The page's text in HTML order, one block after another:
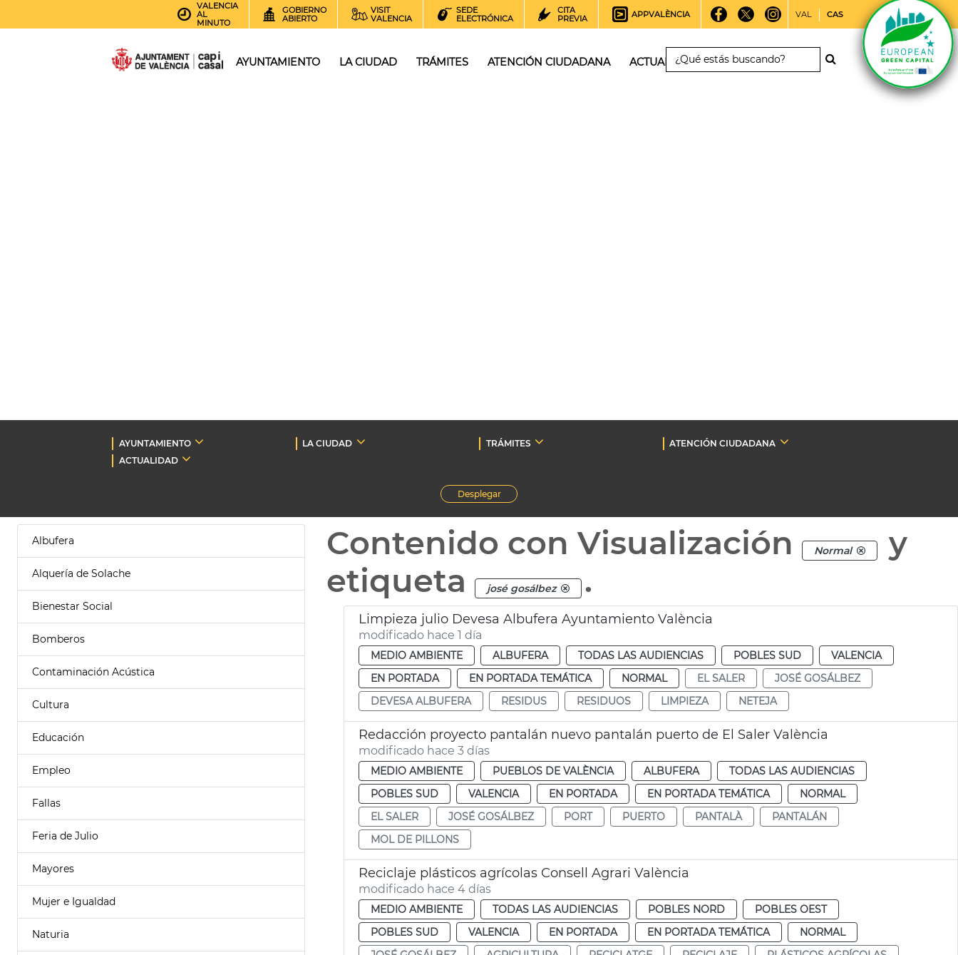
VALENCIA
AL
MINUTO
GOBIERNO
ABIERTO
VISIT
VALENCIA
SEDE
ELECTRÓNICA
CITA
PREVIA
APPVALÈNCIA VAL CAS
AYUNTAMIENTO LA CIUDAD TRÁMITES ATENCIÓN CIUDADANA ACTUALIDAD
AYUNTAMIENTO LA CIUDAD TRÁMITES
ATENCIÓN CIUDADANA
ACTUALIDAD
Desplegar
Albufera
Alquería de Solache
Bienestar Social
Bomberos
Contaminación Acústica
Cultura
Educación
Empleo
Fallas
Feria de Julio
Mayores
Mujer e Igualdad
Naturia
Contenido con Visualización Normal
y
etiqueta
josé gosálbez .
Limpieza julio Devesa Albufera Ayuntamiento València
modificado hace 1 día
MEDIO AMBIENTE ALBUFERA TODAS LAS AUDIENCIAS POBLES SUD
VALENCIA
EN PORTADA
EN PORTADA TEMÁTICA NORMAL EL SALER
JOSÉ GOSÁLBEZ
DEVESA ALBUFERA
RESIDUS RESIDUOS LIMPIEZA NETEJA
Redacción proyecto pantalán nuevo pantalán puerto de El Saler València
modificado hace 3 días
MEDIO AMBIENTE PUEBLOS DE VALÈNCIA ALBUFERA
TODAS LAS AUDIENCIAS
POBLES SUD
VALENCIA EN PORTADA EN PORTADA TEMÁTICA
NORMAL
EL SALER
JOSÉ GOSÁLBEZ PORT PUERTO PANTALÀ
PANTALÁN
MOL DE PILLONS
Reciclaje plásticos agrícolas Consell Agrari València
modificado hace 4 días
MEDIO AMBIENTE TODAS LAS AUDIENCIAS POBLES NORD
POBLES OEST
POBLES SUD
VALENCIA EN PORTADA EN PORTADA TEMÁTICA
NORMAL